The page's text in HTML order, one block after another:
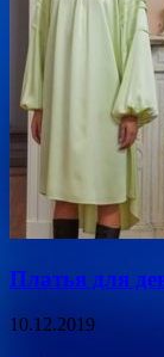
Платья для
10.12.2019